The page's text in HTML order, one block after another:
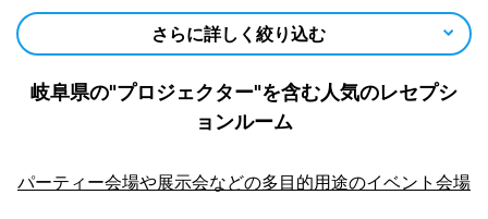
岐阜県の"プロジェクター"を含む人気のレセプシ
ョンルーム
パーティー会場や展示会などの多目的用途のイベント会場
さらに詳しく絞り込む